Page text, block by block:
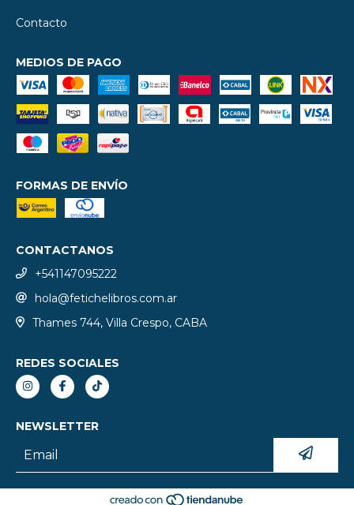
Contacto
MEDIOS DE PAGO
FORMAS DE ENVÍO
CONTACTANOS
+541147095222
hola@fetichelibros.com.ar
Thames 744, Villa Crespo, CABA
REDES SOCIALES
NEWSLETTER